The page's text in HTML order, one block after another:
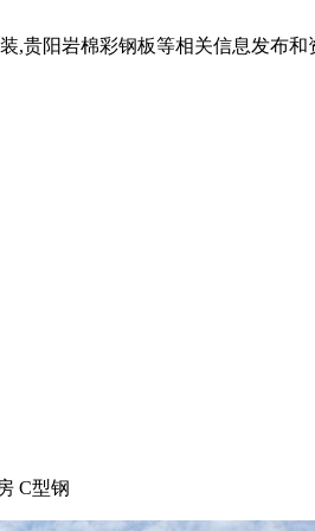
,贵阳岩棉彩钢板等相关信息发布
C型钢